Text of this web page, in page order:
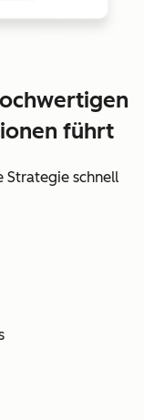
führt
Strategie schnell